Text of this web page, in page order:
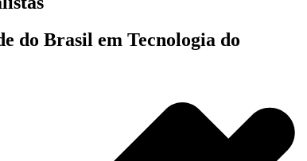
do Brasil em Tecnologia do